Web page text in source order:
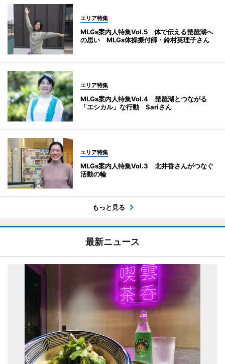
エリア特集
MLGs案内人特集Vol.5 体で伝える琵琶湖へ
の思い MLGs体操振付師・鈴村英理子さん
エリア特集
MLGs案内人特集Vol.4 琵琶湖とつながる
「エシカル」な行動 Sariさん
エリア特集
MLGs案内人特集Vol.3 北井香さんがつなぐ
活動の輪
もっと見る
最新ニュース